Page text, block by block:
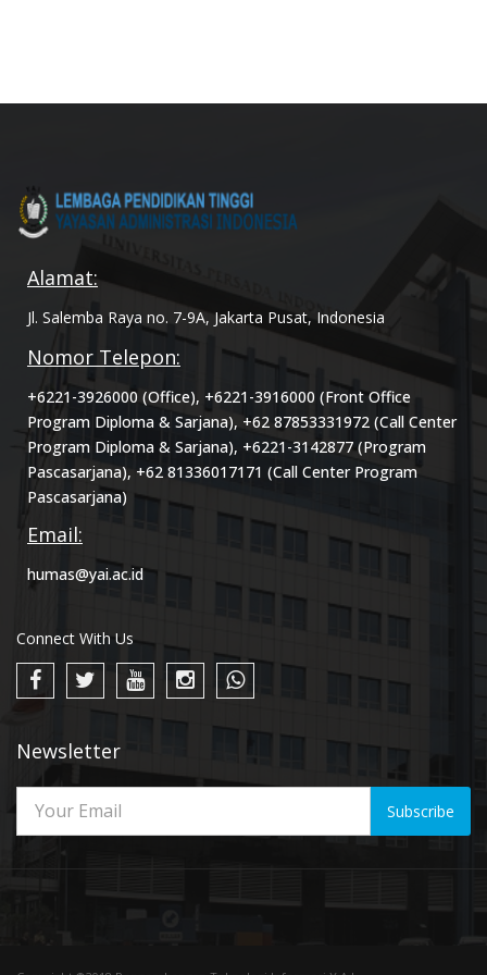
Alamat:
Jl. Salemba Raya no. 7-9A, Jakarta Pusat, Indonesia
Nomor Telepon:
+6221-3926000 (Office), +6221-3916000 (Front Office
Program Diploma & Sarjana), +62 87853331972 (Call Center
Program Diploma & Sarjana), +6221-3142877 (Program
Pascasarjana), +62 81336017171 (Call Center Program
Pascasarjana)
Email:
humas@yai.ac.id
Connect With Us
Newsletter
Subscribe